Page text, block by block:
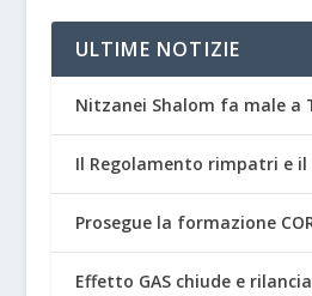
ULTIME NOTIZIE
Nitzanei Shalom fa male a
Il Regolamento rimpatri e il
Prosegue la formazione
Effetto GAS chiude e rilancia